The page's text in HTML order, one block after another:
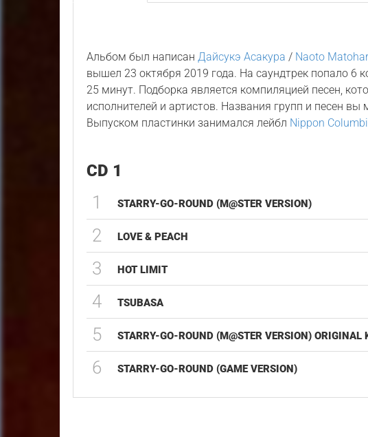
Альбом был написанДайсукэ Асакура / Naoto
вышел 23 октября 2019 года. На саундтрек попало 6
25 минут. Подборка является компиляцией песен,
исполнителей и артистов. Названия групп и песен
Выпуском пластинки занимался лейбл Nippon
CD 1
1 STARRY-GO-ROUND (M@STER VERSION)
2 LOVE & PEACH
3 HOT LIMIT
4 TSUBASA
5 STARRY-GO-ROUND (M@STER VERSION) ORIGINAL
6 STARRY-GO-ROUND (GAME VERSION)